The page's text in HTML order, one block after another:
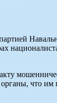
что им